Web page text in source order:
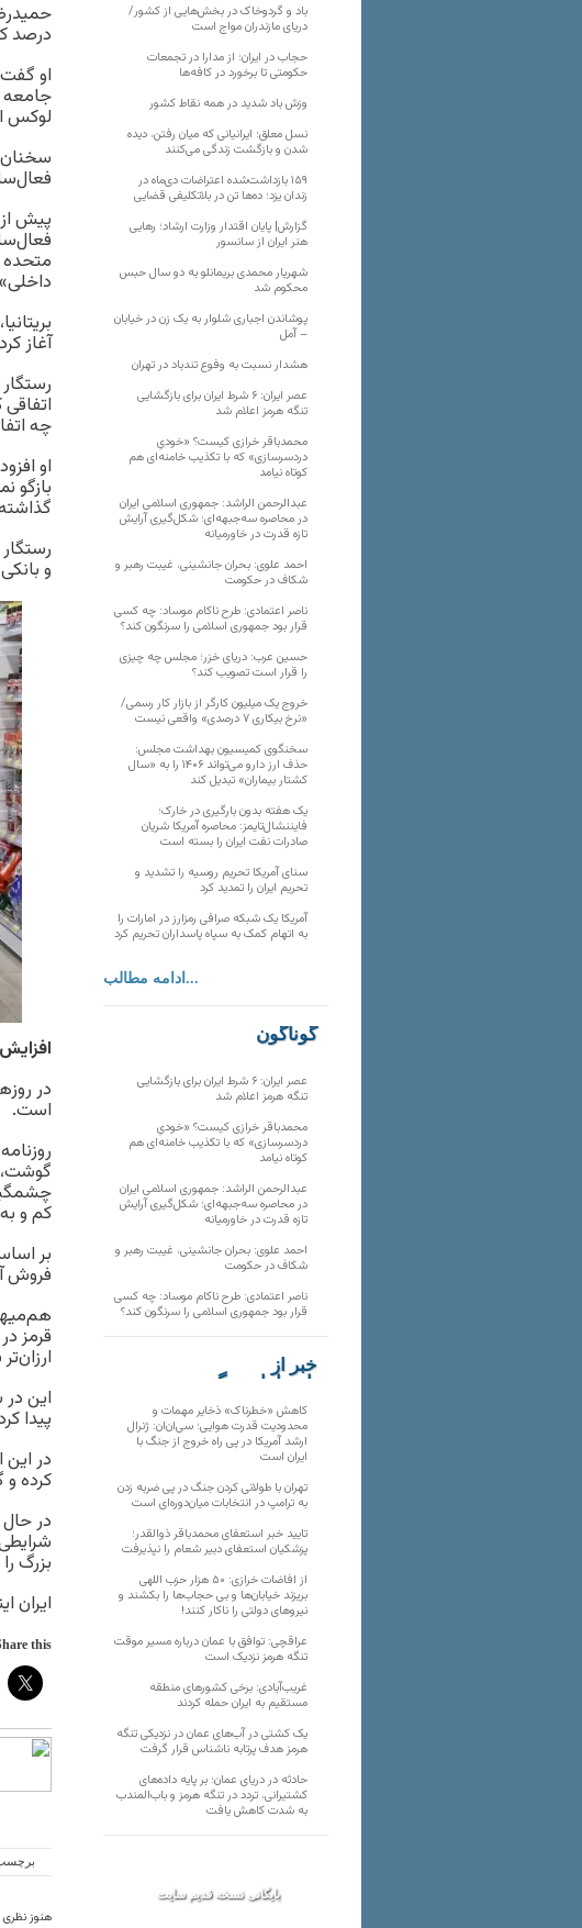
درصد
او
جامعه
لوکس
سخنان
پیش
متحده
آغاز
چه
او
بازگو
و
در
است.
کم و
بر
فروش
این
پیدا
در
کرده‌ و
بزرگ را حدود ۵۰ میلیون
ایران
this:
هنوز
باد و گردوخاک در بخش‌هایی از کشور/
دریای مازندران مواج است
حجاب در ایران؛ از مدارا در تجمعات
حکومتی تا برخورد در کافه‌ها
وزش باد شدید در همه نقاط کشور
نسل معلق؛ ایرانیانی که میان رفتن، دیده
شدن و بازگشت زندگی می‌کنند
۱۵۹ بازداشت‌شده اعتراضات دی‌ماه در
زندان یزد؛ ده‌ها تن در بلاتکلیفی قضایی
گزارش| پایان اقتدار وزارت ارشاد؛ رهایی
هنر ایران از سانسور
شهریار محمدی بریمانلو به دو سال حبس
محکوم شد
پوشاندن اجباری شلوار به یک زن در خیابان
– آمل
هشدار نسبت به وفوع تندباد در تهران
عصر ایران: ۶ شرط ایران برای بازگشایی
تنگه هرمز اعلام شد
محمدباقر خرازی کیست؟ «خودیِ
دردسرسازی» که با تکذیب خامنه‌ای هم
کوتاه نیامد
عبدالرحمن الراشد: جمهوری اسلامی ایران
در محاصره سه‌جبهه‌ای؛ شکل‌گیری آرایش
تازه قدرت در خاورمیانه
احمد علوی: بحران جانشینی، غیبت رهبر و
شکاف در حکومت
ناصر اعتمادی: طرح ناکام موساد: چه کسی
قرار بود جمهوری اسلامی را سرنگون کند؟
حسین عرب: دریای خزر؛ مجلس چه چیزی
را قرار است تصویب کند؟
خروج یک میلیون کارگر از بازار کار رسمی/
«نرخ بیکاری ۷ درصدی» واقعی نیست
سخنگوی کمیسیون بهداشت مجلس:
حذف ارز دارو می‌تواند ۱۴۰۶ را به «سال
کشتار بیماران» تبدیل کند
یک هفته بدون بارگیری در خارک؛
فایننشال‌تایمز: محاصره آمریکا شریان
صادرات نفت ایران را بسته است
سنای آمریکا تحریم روسیه را تشدید و
تحریم ایران را تمدید کرد
آمریکا یک شبکه صرافی رمزارز در امارات را
به اتهام کمک به سپاه پاسداران تحریم کرد
ادامه مطالب...
گوناگون
عصر ایران: ۶ شرط ایران برای بازگشایی
تنگه هرمز اعلام شد
محمدباقر خرازی کیست؟ «خودیِ
دردسرسازی» که با تکذیب خامنه‌ای هم
کوتاه نیامد
عبدالرحمن الراشد: جمهوری اسلامی ایران
در محاصره سه‌جبهه‌ای؛ شکل‌گیری آرایش
تازه قدرت در خاورمیانه
احمد علوی: بحران جانشینی، غیبت رهبر و
شکاف در حکومت
ناصر اعتمادی: طرح ناکام موساد: چه کسی
قرار بود جمهوری اسلامی را سرنگون کند؟
خبر از
تارنماهای دیگر
کاهش «خطرناک» ذخایر مهمات و
محدودیت قدرت هوایی؛ سی‌ان‌ان: ژنرال
ارشد آمریکا در پی راه خروج از جنگ با
ایران است
تهران با طولانی کردن جنگ در پی ضربه زدن
به ترامپ در انتخابات میان‌دوره‌ای است
تایید خبر استعفای محمدباقر ذوالقدر؛
پزشکیان استعفای دبیر شعام را نپذیرفت
از افاضات خرازی: ۵۰ هزار حزب اللهی
بریزند خیابان‌ها و بی حجاب‌ها را بکشند و
نیرو‌های دولتی را ناکار کنند!
عراقچی: توافق با عمان درباره مسیر موقت
تنگه هرمز نزدیک است
غریب‌آبادی: برخی کشورهای منطقه
مستقیم به ایران حمله کردند
یک کشتی در آب‌های عمان در نزدیکی تنگه
هرمز هدف پرتابه ناشناس قرار گرفت
حادثه در دریای عمان؛ بر پایه داده‌های
کشتیرانی، تردد در تنگه هرمز و باب‌المندب
به شدت کاهش یافت
بایگانی نسخه قدیم سایت